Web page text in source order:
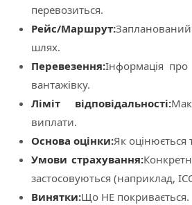
перевозиться.
Рейс/Маршрут:
шлях.
Перевезення:Інформація
вантажівку.
Ліміт відповідальності:
виплати.
Основа оцінки:Як оцінюється
Умови страхування:
застосовуються (наприклад,
Винятки:Що НЕ покривається.